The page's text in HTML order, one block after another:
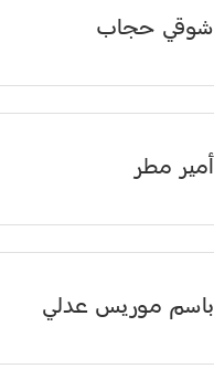
شوقي حجاب
أمير مطر
باسم موريس عدلي